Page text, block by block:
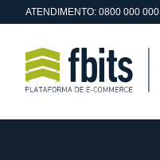
ATENDIMENTO: 0800 000 000